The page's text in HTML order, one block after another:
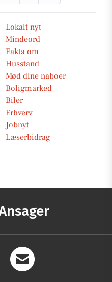
Lokalt nyt
Mindeord
Fakta om
Husstand
Mød dine naboer
Boligmarked
Biler
Erhverv
Jobnyt
Læserbidrag